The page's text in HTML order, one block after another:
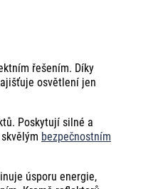
řešením. Díky
osvětlení jen
Poskytují silné a
bezpečnostním
úsporu energie,